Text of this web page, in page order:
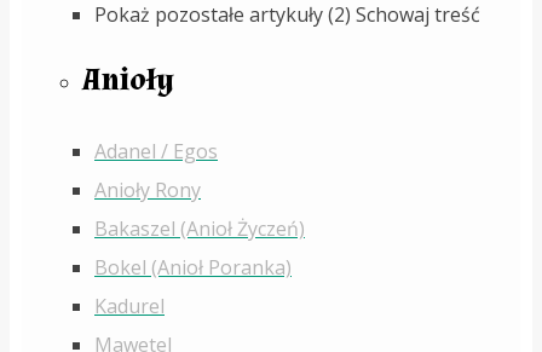
Pokaż pozostałe artykuły (2) Schowaj treść
Anioły
Adanel / Egos
Anioły Rony
Bakaszel (Anioł Życzeń)
Bokel (Anioł Poranka)
Kadurel
Mawetel